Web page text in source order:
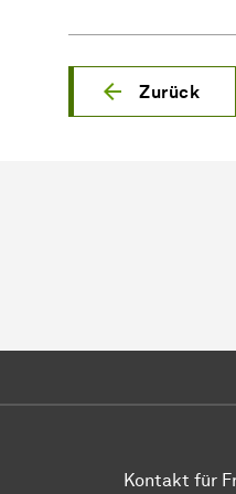
Zurück
Kontakt für